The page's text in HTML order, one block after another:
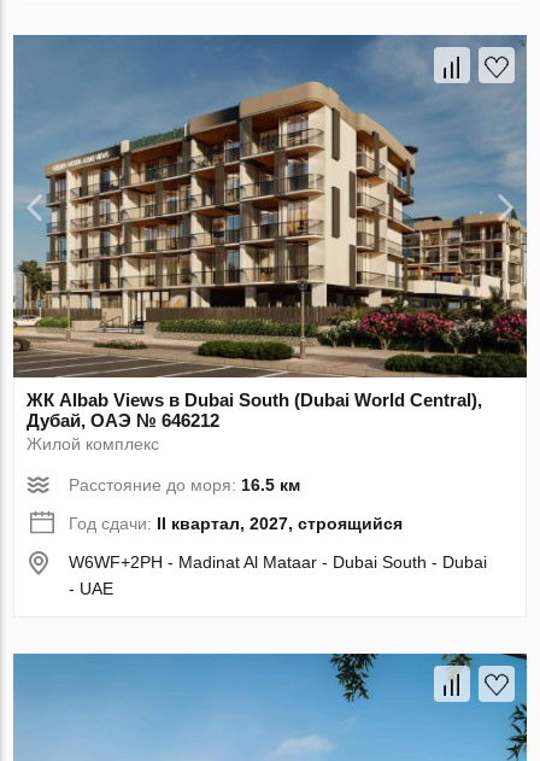
ЖК Albab Views в Dubai South (Dubai World Central),
Дубай, ОАЭ № 646212
Жилой комплекс
Расстояние до моря: 16.5 км
Год сдачи: II квартал, 2027, строящийся
W6WF+2PH - Madinat Al Mataar - Dubai South - Dubai
- UAE